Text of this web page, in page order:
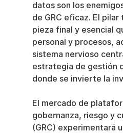
datos son los
de GRC eficaz. El
pieza final y esencial
personal y procesos,
sistema nervioso
estrategia de gestión
donde se invierte la
El mercado de
gobernanza, riesgo y
(GRC) experimentará